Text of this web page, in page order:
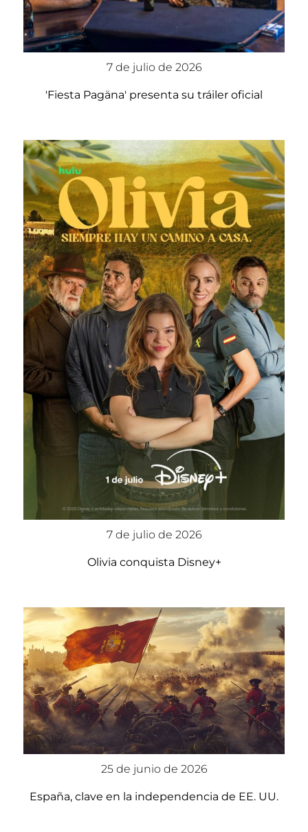
7 de julio de 2026
'Fiesta Pagäna' presenta su tráiler oficial
7 de julio de 2026
Olivia conquista Disney+
25 de junio de 2026
España, clave en la independencia de EE. UU.